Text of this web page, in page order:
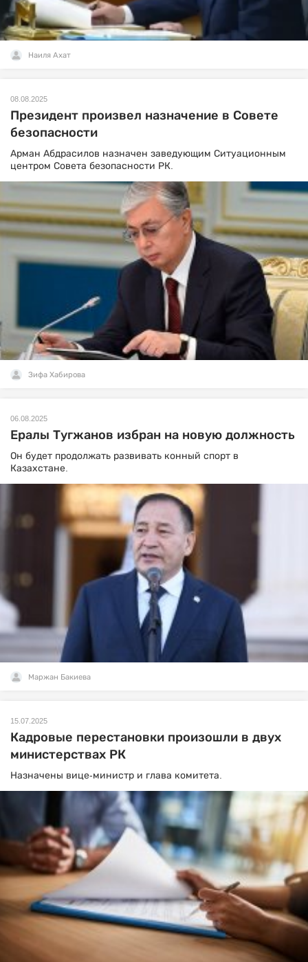
Наиля Ахат
08.08.2025
Президент произвел назначение в Совете
безопасности
Арман Абдрасилов назначен заведующим Ситуационным
центром Совета безопасности РК.
Зифа Хабирова
06.08.2025
Ералы Тугжанов избран на новую должность
Он будет продолжать развивать конный спорт в
Казахстане.
Маржан Бакиева
15.07.2025
Кадровые перестановки произошли в двух
министерствах РК
Назначены вице-министр и глава комитета.